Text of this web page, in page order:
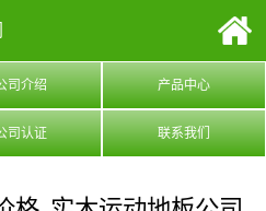
司介绍 产品中心
司认证 联系我们